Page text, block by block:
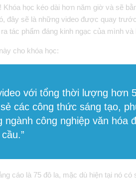
Khóa học kéo dài hơn năm giờ và sẽ
đây sẽ là những video được quay
tác phẩm đáng kinh ngạc của mình
cho khóa học:
với tổng thời lượng hơn
các công thức sáng tạo,
ngành công nghiệp văn hóa
cáo là 75 đô la, mặc dù hiện tại nó